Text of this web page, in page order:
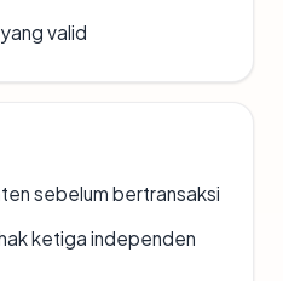
valid
sebelum bertransaksi
ketiga independen